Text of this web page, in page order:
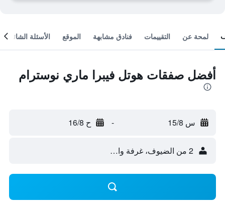
لمحة عن التقييمات فنادق مشابهة الموقع الأسئلة الشائعة
أفضل صفقات هوتل فيبرا ماري نوسترام
س 15/8 - ح 16/8
2 من الضيوف، غرفة واحدة